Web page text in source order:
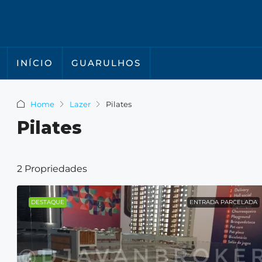
INÍCIO GUARULHOS
Home Lazer Pilates
Pilates
2 Propriedades
DESTAQUE ENTRADA PARCELADA